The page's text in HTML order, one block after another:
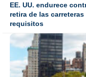
EE. UU. endurece
retira de las
requisitos